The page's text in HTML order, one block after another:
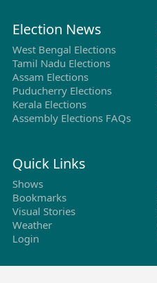
Election News
West Bengal Elections
Tamil Nadu Elections
Assam Elections
Puducherry Elections
Kerala Elections
Assembly Elections FAQs
Quick Links
Shows
Bookmarks
Visual Stories
Weather
Login